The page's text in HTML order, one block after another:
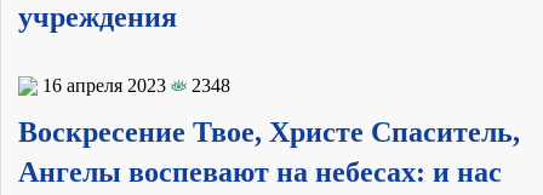
учреждения
16 апреля 2023 2348
Воскресение Твое, Христе Спаситель,
Ангелы воспевают на небесах: и нас